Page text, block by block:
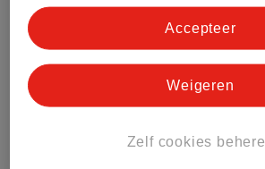
Zelf cookies
Weigeren
Accepteer